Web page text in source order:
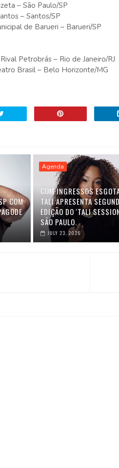
– São Paulo/SP
– Santos/SP
de Barueri – Barueri/SP
Petrobrás – Rio de Janeiro/RJ
Brasil – Belo Horizonte/MG
COM
Agenda
COM INGRESSOS
TALI APRESENTA
EDIÇÃO DO 'TALI
SÃO PAULO.
JULY 23, 2026